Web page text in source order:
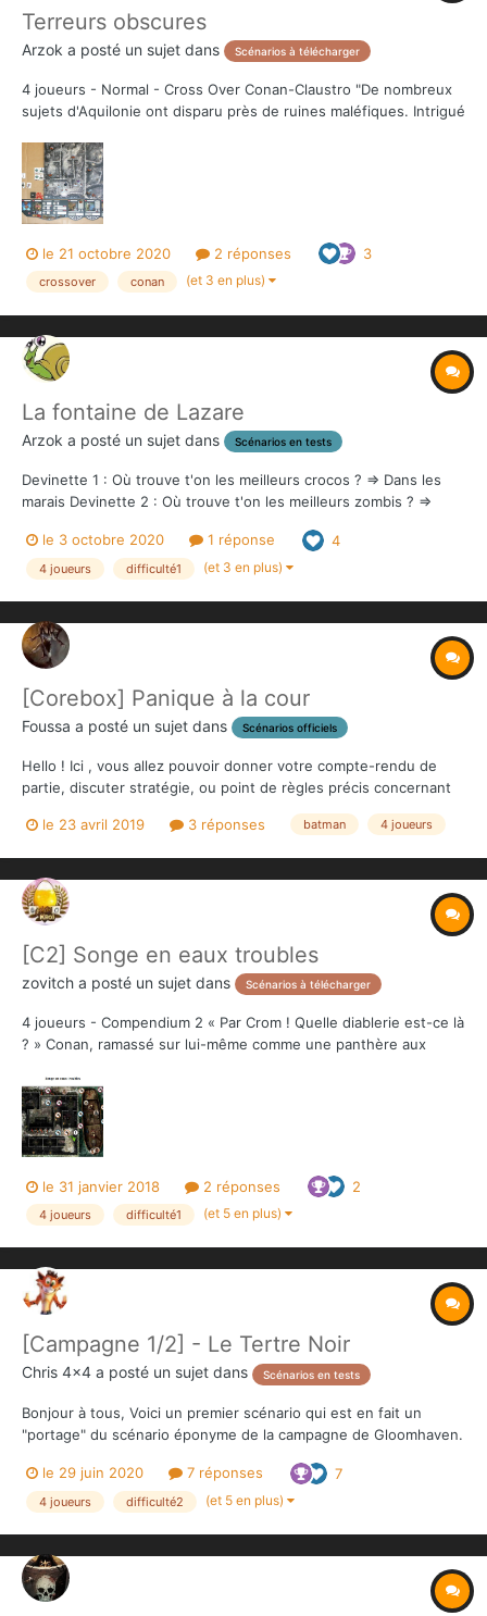
Terreurs obscures
Arzok a posté un sujet dans Scénarios à télécharger
4 joueurs - Normal - Cross Over Conan-Claustro "De nombreux
sujets d'Aquilonie ont disparu près de ruines maléfiques. Intrigué
de son général, d'un voleur habile requis pour ses compétences
et ses...
le 21 octobre 2020 2 réponses 3
crossover conan (et 3 en plus)
La fontaine de Lazare
Arzok a posté un sujet dans Scénarios en tests
Devinette 1 : Où trouve t'on les meilleurs crocos ? => Dans les
marais Devinette 2 : Où trouve t'on les meilleurs zombis ? =>
marais au nord de Gotham ? Voici un scénario...
le 3 octobre 2020 1 réponse 4
4 joueurs difficulté1 (et 3 en plus)
[Corebox] Panique à la cour
Foussa a posté un sujet dans Scénarios officiels
Hello ! Ici , vous allez pouvoir donner votre compte-rendu de
partie, discuter stratégie, ou point de règles précis concernant
le 23 avril 2019
3 réponses batman 4 joueurs
[C2] Songe en eaux troubles
zovitch a posté un sujet dans Scénarios à télécharger
4 joueurs - Compendium 2 « Par Crom ! Quelle diablerie est-ce là
? » Conan, ramassé sur lui-même comme une panthère aux
fonctionnent par faitement, sa mémoire semble lui échapper,
comme empêtrée dans une brume ar tificielle. Restan...
le 31 janvier 2018 2 réponses 2
4 joueurs difficulté1 (et 5 en plus)
[Campagne 1/2] - Le Tertre Noir
Chris 4x4 a posté un sujet dans Scénarios en tests
Bonjour à tous, Voici un premier scénario qui est en fait un
"portage" du scénario éponyme de la campagne de Gloomhaven.
sens) pour l'ancrer dans l'univers Conan et donner plus de
latitude aux Héros Le fichier "L...
le 29 juin 2020 7 réponses 7
4 joueurs difficulté2 (et 5 en plus)